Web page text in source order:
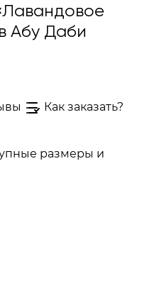
Абу Даби
Как заказать?
размеры и